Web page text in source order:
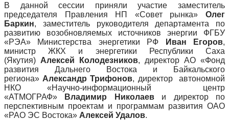
В данной сессии приняли участие заместитель
председателя Правления НП «Совет рынка» Олег
Баркин, заместитель руководителя департамента по
развитию возобновляемых источников энергии ФГБУ
«РЭА» Министерства энергетики РФ
Иван Егоров,
министр ЖКХ и энергетики Республики Саха
(Якутия) Алексей Колодезников, директор АО «Фонд
развития Дальнего Востока и Байкальского
региона» Александр Трифонов, директор автономной
НКО «Научно-информационный центр
«АТМОГРАФ»
Владимир Николаеви директор по
перспективным проектам и программам развития ОАО
«РАО ЭС Востока» Алексей Удалов.